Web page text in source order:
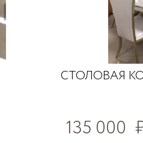
СТОЛОВАЯ
135 000